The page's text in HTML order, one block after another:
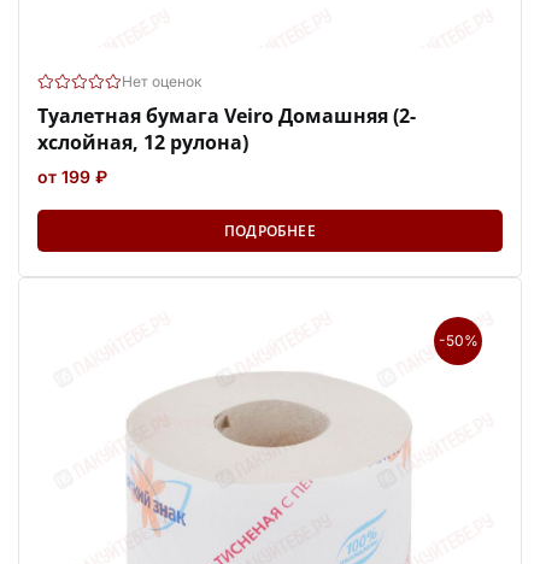
Нет оценок
Туалетная бумага Veiro Домашняя (2-
хслойная, 12 рулона)
от 199 ₽
ПОДРОБНЕЕ
-50%